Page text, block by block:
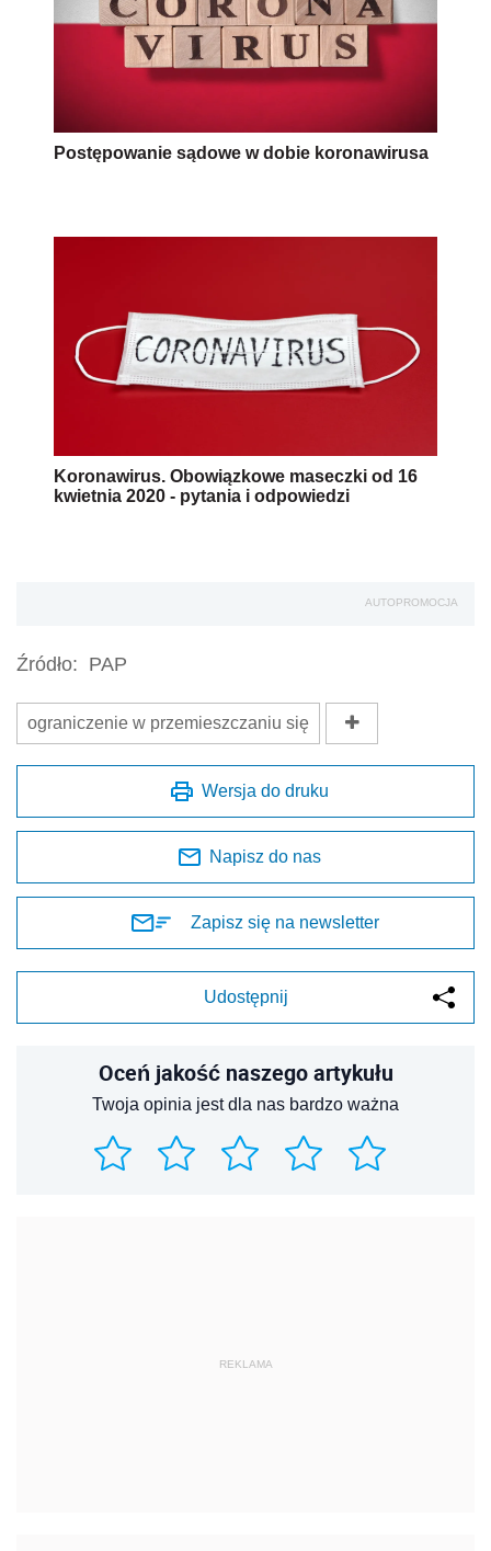
Postępowanie sądowe w dobie koronawirusa
Koronawirus. Obowiązkowe maseczki od 16
kwietnia 2020 - pytania i odpowiedzi
AUTOPROMOCJA
Źródło: PAP
ograniczenie w przemieszczaniu się
Wersja do druku
Napisz do nas
Zapisz się na newsletter
Udostępnij
Oceń jakość naszego artykułu
Twoja opinia jest dla nas bardzo ważna
REKLAMA